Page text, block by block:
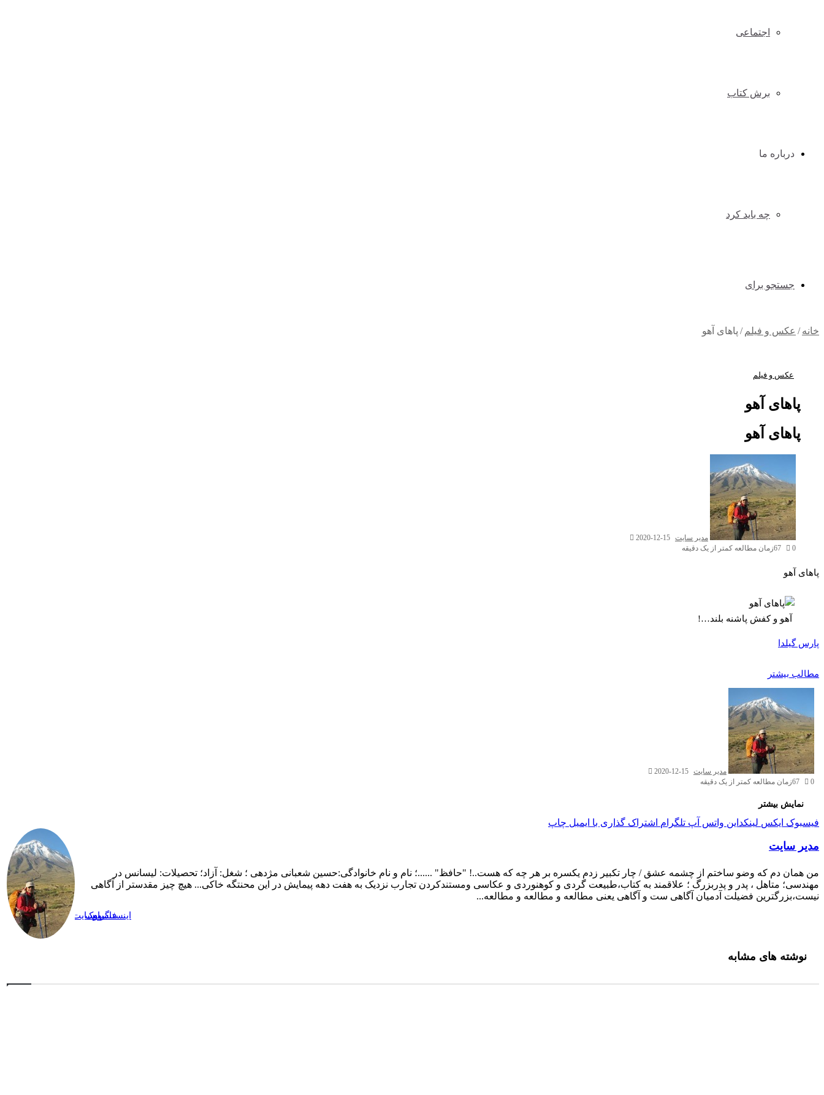
اجتماعی
برش کتاب
درباره ما
چه باید کرد
جستجو برای
خانه / عکس و فیلم / پاهای آهو
عکس و فیلم
پاهای آهو
پاهای آهو
مدیر سایت 2020-12-15
0
67زمان مطالعه کمتر از یک دقیقه
پاهای آهو
آهو و کفش پاشنه بلند…!
پارس گیلدا
مطالب بیشتر
مدیر سایت 2020-12-15
0
67زمان مطالعه کمتر از یک دقیقه
نمایش بیشتر
فیسبوک ایکس لینکداین واتس آپ تلگرام اشتراک گذاری با ایمیل چاپ
مدیر سایت
من همان دم که وضو ساختم از چشمه عشق / چار تکبیر زدم یکسره بر هر چه که هست..! "حافظ" ......؛ نام و نام خانوادگی:حسین شعبانی مژدهی ؛ شغل: آزاد؛ تحصیلات: لیسانس در
مهندسی؛ متاهل ، پدر و پدربزرگ ؛ علاقمند به کتاب،طبیعت گردی و کوهنوردی و عکاسی ومستندکردن تجارب نزدیک به هفت دهه پیمایش در این محنتگه خاکی... هیچ چیز مقدستر از آگاهی
نیست،بزرگترین فضیلت آدمیان آگاهی ست و آگاهی یعنی مطالعه و مطالعه و مطالعه...
وبسایت
فیسبوک
اینستاگرام
نوشته های مشابه